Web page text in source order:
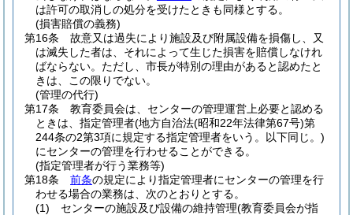
は許可の取消しの処分を受けたときも同様とする。
(損害賠償の義務)
第16条
故意又は過失により施設及び附属設備を損傷し、又
は滅失した者は、それによって生じた損害を賠償しなけれ
ばならない。 ただし、市長が特別の理由があると認めたと
きは、この限りでない。
(管理の代行)
第17条
教育委員会は、センターの管理運営上必要と認める
ときは、指定管理者(地方自治法(昭和22年法律第67号)第
244条の2第3項に規定する指定管理者をいう。以下同じ。)
にセンターの管理を行わせることができる。
(指定管理者が行う業務等)
第18条
前条の規定により指定管理者にセンターの管理を行
わせる場合の業務は、次のとおりとする。
(1)
センターの施設及び設備の維持管理(教育委員会が指